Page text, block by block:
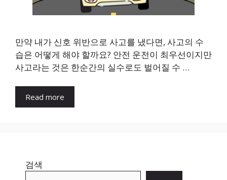
만약 내가 신호 위반으로 사고를 냈다면, 사고의 수
습은 어떻게 해야 할까요? 안전 운전이 최우선이지만
사고라는 것은 한순간의 실수로도 벌어질 수 …
Read more
검색